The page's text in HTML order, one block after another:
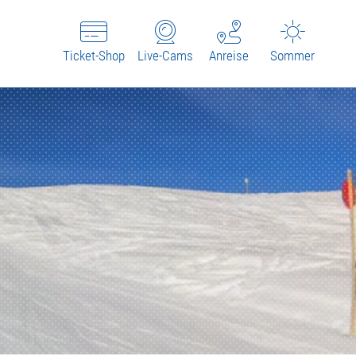
Sommer
Anreise
Live-Cams
Ticket-Shop